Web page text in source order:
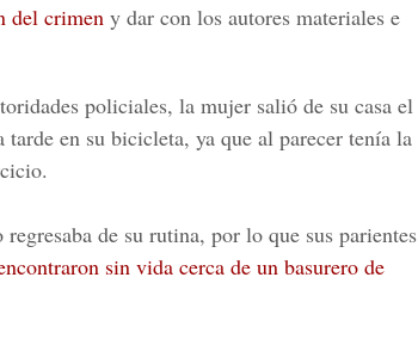
del crimen y dar con los autores materiales e
policiales, la mujer salió de su casa el
tarde en su bicicleta, ya que al parecer tenía la
de su rutina, por lo que sus parientes
sin vida cerca de un basurero de